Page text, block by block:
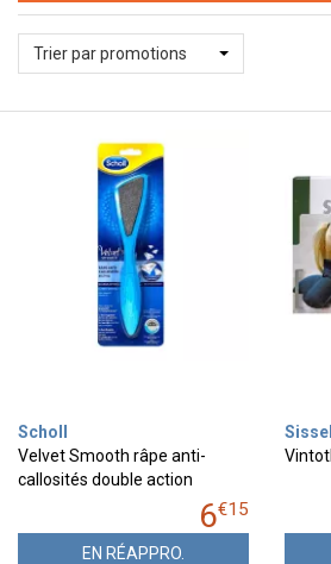
Trier par promotions
Scholl
Velvet Smooth râpe anti-
callosités double action
6€15
EN RÉAPPRO.
Sissel